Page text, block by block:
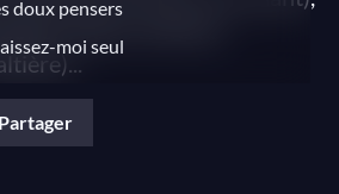
doux pensers
moi seul
du Roi et de la Cour
de Noblesse
Agnes Zwierko
Partager